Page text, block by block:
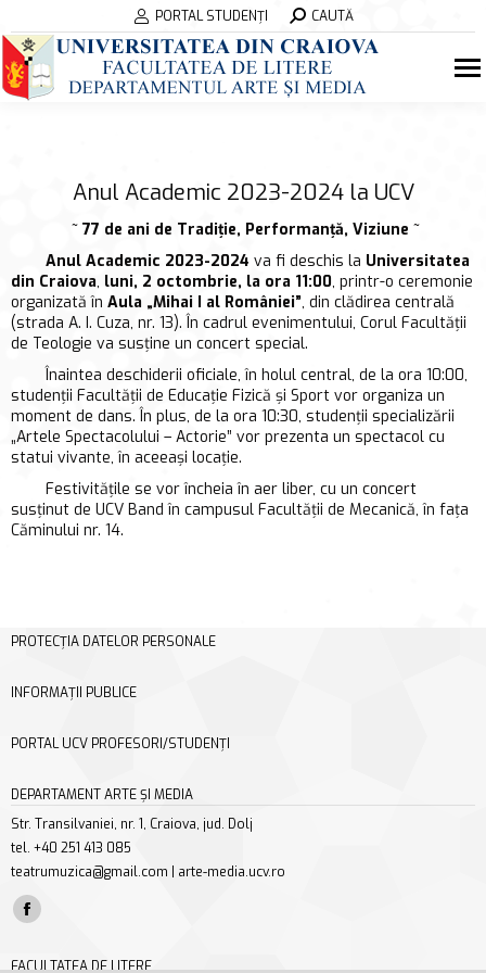
PORTAL STUDENȚI Search:CAUTĂ
Anul Academic 2023-2024 la UCV
~ 77 de ani de Tradiție, Performanță, Viziune ~
Anul Academic 2023-2024 va fi deschis la Universitatea
din Craiova, luni, 2 octombrie, la ora 11:00, printr-o ceremonie
organizată în Aula „Mihai I al României”, din clădirea centrală
(strada A. I. Cuza, nr. 13). În cadrul evenimentului, Corul Facultății
de Teologie va susține un concert special.
Înaintea deschiderii oficiale, în holul central, de la ora 10:00,
studenții Facultății de Educație Fizică și Sport vor organiza un
moment de dans. În plus, de la ora 10:30, studenții specializării
„Artele Spectacolului – Actorie” vor prezenta un spectacol cu
statui vivante, în aceeași locație.
Festivitățile se vor încheia în aer liber, cu un concert
susținut de UCV Band în campusul Facultății de Mecanică, în fața
Căminului nr. 14.
PROTECȚIA DATELOR PERSONALE
INFORMAȚII PUBLICE
PORTAL UCV PROFESORI/STUDENȚI
DEPARTAMENT ARTE ȘI MEDIA
Str. Transilvaniei, nr. 1, Craiova, jud. Dolj
tel. +40 251 413 085
teatrumuzica@gmail.com | arte-media.ucv.ro
Find us on:
Facebook
FACULTATEA DE LITERE